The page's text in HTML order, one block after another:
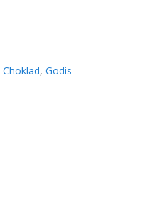
Choklad, Godis